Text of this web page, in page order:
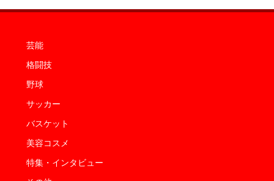
芸能
格闘技
野球
サッカー
バスケット
美容コスメ
特集・インタビュー